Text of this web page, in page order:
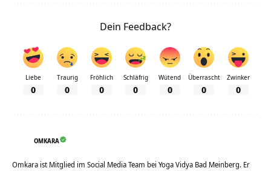
Dein Feedback?
Liebe
0
Traurig
0
Fröhlich
0
Schläfrig
0
Wütend
0
Überrascht
0
Zwinker
0
OMKARA
Omkara ist Mitglied im Social Media Team bei Yoga Vidya Bad Meinberg. Er